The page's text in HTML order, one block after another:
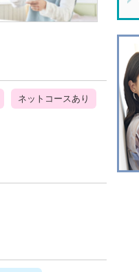
ネットコースあり